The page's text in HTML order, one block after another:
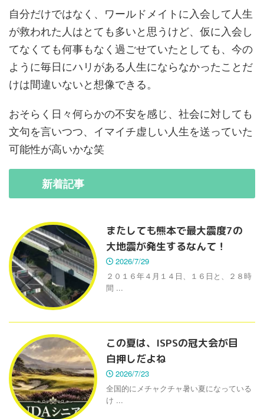
自分だけではなく、ワールドメイトに入会して人生
が救われた人はとても多いと思うけど、仮に入会し
てなくても何事もなく過ごせていたとしても、今の
ように毎日にハリがある人生にならなかったことだ
けは間違いないと想像できる。
おそらく日々何らかの不安を感じ、社会に対しても
文句を言いつつ、イマイチ虚しい人生を送っていた
可能性が高いかな笑
新着記事
またしても熊本で最大震度7の
大地震が発生するなんて！
2026/7/29
２０１６年４月１４日、１６日と、２８時
間 ...
この夏は、ISPSの冠大会が目
白押しだよね
2026/7/23
全国的にメチャクチャ暑い夏になっている
け ...